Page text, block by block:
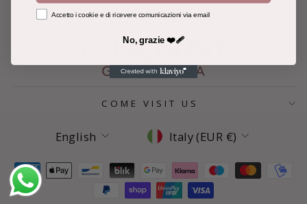
Modulo di recesso
COME VISIT US
Language
English Currency
Italy (EUR €)
Accetto i cookie e di ricevere comunicazioni via email
No, grazie ❤️‍🩹